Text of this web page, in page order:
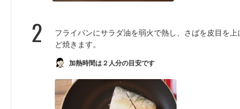
2
フライパンにサラダ油を弱火で熱し、さばを皮目を
ど焼きます。
加熱時間は２人分の目安です